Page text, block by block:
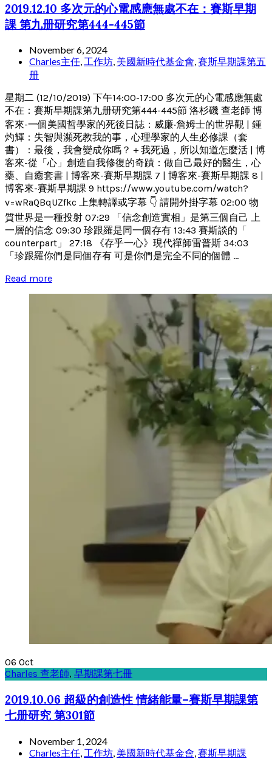
2019.12.10 多次元的心電感應無處不在：賽斯早期
課 第九册研究第444-445節
November 6, 2024
Charles主任, 工作坊, 美國新時代基金會,賽斯早期課第五
册
星期二 (12/10/2019) 下午14:00-17:00 多次元的心電感應無處
不在：賽斯早期課第九册研究第444-445節 洛杉磯 查老師 博
客來-一個美國哲學家的死後日誌：威廉‧詹姆士的世界觀 | 鍾
灼輝：失智與瀕死教我的事，心理學家的人生必修課（套
書）：最後，我會變成你嗎？＋我死過，所以知道怎麼活 | 博
客來-從「心」創造自我修復的奇蹟：做自己最好的醫生，心
藥、自癒套書 | 博客來-賽斯早期課 7 | 博客來-賽斯早期課 8 |
博客來-賽斯早期課 9 https://www.youtube.com/watch?
v=wRaQBqUZfkc 上集轉譯或字幕 👇 請開外掛字幕 02:00 物
質世界是一種投射 07:29 「信念創造實相」是第三個自己 上
一層的信念 09:30 珍跟羅是同一個存有 13:43 賽斯談的「
counterpart」 27:18 《存乎一心》現代禪師雷普斯 34:03
「珍跟羅你們是同個存有 可是你們是完全不同的個體 ...
Read more
06 Oct
Charles 查老師, 早期課第七冊
2019.10.06 超級的創造性 情緒能量–賽斯早期課第
七册研究 第301節
November 1, 2024
Charles主任 工作坊 美國新時代基金會 賽斯早期課